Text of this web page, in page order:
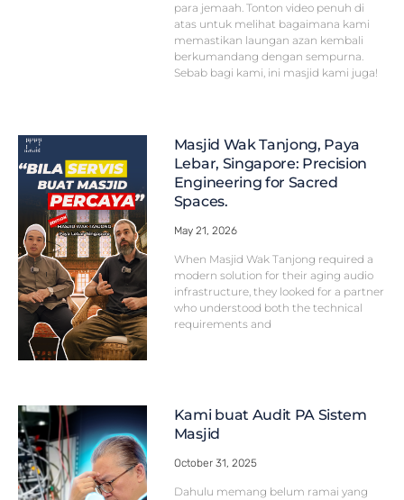
para jemaah. Tonton video penuh di
atas untuk melihat bagaimana kami
memastikan laungan azan kembali
berkumandang dengan sempurna.
Sebab bagi kami, ini masjid kami juga!
Masjid Wak Tanjong, Paya
Lebar, Singapore: Precision
Engineering for Sacred
Spaces.
May 21, 2026
When Masjid Wak Tanjong required a
modern solution for their aging audio
infrastructure, they looked for a partner
who understood both the technical
requirements and
Kami buat Audit PA Sistem
Masjid
October 31, 2025
Dahulu memang belum ramai yang